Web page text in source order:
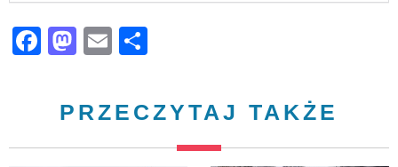
Facebook
Mastodon
Email
PRZECZYTAJ TAKŻE